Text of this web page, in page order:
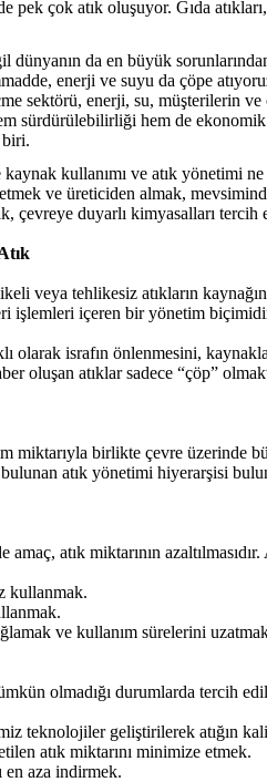
pek çok atık oluşuyor. Gıda
dünyanın da en büyük
enerji ve suyu da çöpe
sektörü, enerji, su, müşterilerin
sürdürülebilirliği hem de ekonomik
biri.
kaynak kullanımı ve atık
ve üreticiden almak,
çevreye duyarlı kimyasalları
veya tehlikesiz atıkların
işlemleri içeren bir yönetim
olarak israfın önlenmesini,
oluşan atıklar sadece “çöp”
miktarıyla birlikte çevre üzerinde
atık yönetimi hiyerarşisi
atık miktarının
kullanmak.
ve kullanım sürelerini
olmadığı durumlarda tercih
teknolojiler geliştirilerek atığın
atık miktarını minimize etmek.
en aza indirmek.